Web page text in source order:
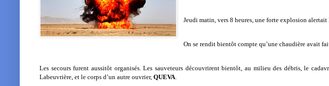
Jeudi matin, vers 8 heures, une forte explosion
On se rendit bientôt compte qu’une chaudière avait
Les secours furent aussitôt organisés. Les sauveteurs découvrirent bientôt, au milieu des débris, le
Labeuvrière, et le corps d’un autre ouvrier, QUEVA.